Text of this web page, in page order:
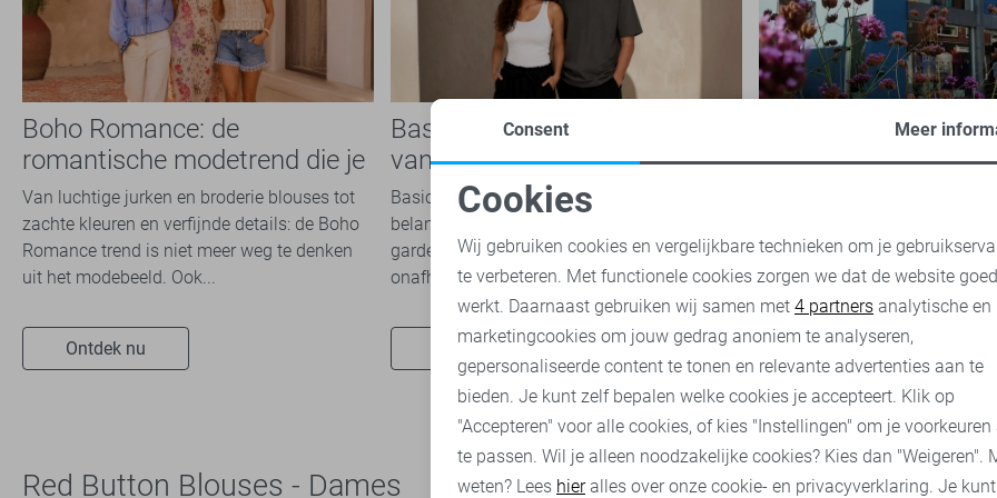
Zoso 52
Zusss
Boho Romance: de
romantische modetrend die je
dit seizoen overal ziet
Van luchtige jurken en broderie blouses tot
zachte kleuren en verfijnde details: de Boho
Romance trend is niet meer weg te denken
uit het modebeeld. Ook...
Ontdek nu
Basics: de onmisbare basis
van iedere garderobe
Basics zijn tijdloze kledingstukken die een
belangrijke rol spelen binnen een veelzijdige
garderobe. Ze zijn eenvoudig te combineren,
onafhankelijk van...
Ontdek nu
Een kijkje in onze
in Rijssen
Ben jij die fanatieke online-
ben je nog nooit bij onze
Rijssen geweest? Ben je wel
nieuwsgierig? Lees snel verder...
Ontdek nu
Red Button Blouses - Dames
Noodzakelijke cookies
Analytische cookies Marketing cookies
Consent Meer
Cookies
Wij gebruiken cookies en vergelijkbare technieken om je
te verbeteren. Met functionele cookies zorgen we dat de website goed
werkt. Daarnaast gebruiken wij samen met 4 partners analytische en
marketingcookies om jouw gedrag anoniem te analyseren,
gepersonaliseerde content te tonen en relevante advertenties aan te
bieden. Je kunt zelf bepalen welke cookies je accepteert. Klik op
"Accepteren" voor alle cookies, of kies "Instellingen" om je voorkeuren
te passen. Wil je alleen noodzakelijke cookies? Kies dan "Weigeren".
weten? Lees hieralles over onze cookie- en privacyverklaring. Je